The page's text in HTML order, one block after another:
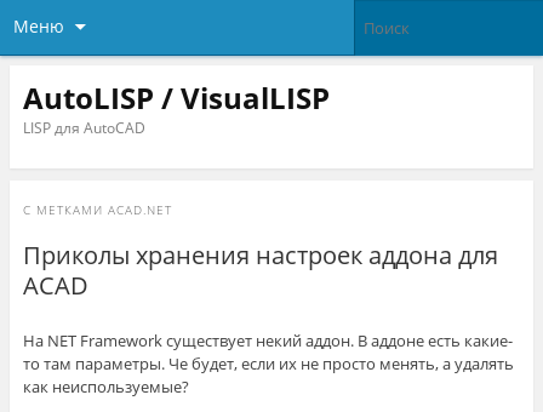
Меню
AutoLISP / VisualLISP
LISP для AutoCAD
С МЕТКАМИ ACAD.NET
Приколы хранения настроек аддона для
ACAD
На NET Framework существует некий аддон. В аддоне есть какие-
то там параметры. Че будет, если их не просто менять, а удалять
как неиспользуемые?